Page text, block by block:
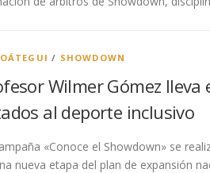
/ SHOWDOWN
Wilmer Gómez
al deporte inclusivo
«Conoce el Showdown» se
nueva etapa del plan de expansión